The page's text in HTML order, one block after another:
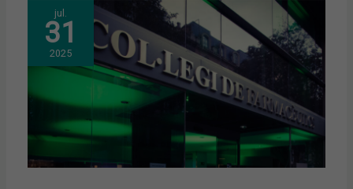
jul.
31
2025